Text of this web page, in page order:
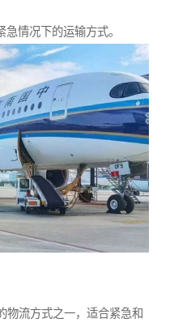
情况下的运输方式。
物流方式之一，适合紧急和